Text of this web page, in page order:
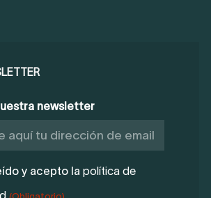
newsletter
y acepto la política de